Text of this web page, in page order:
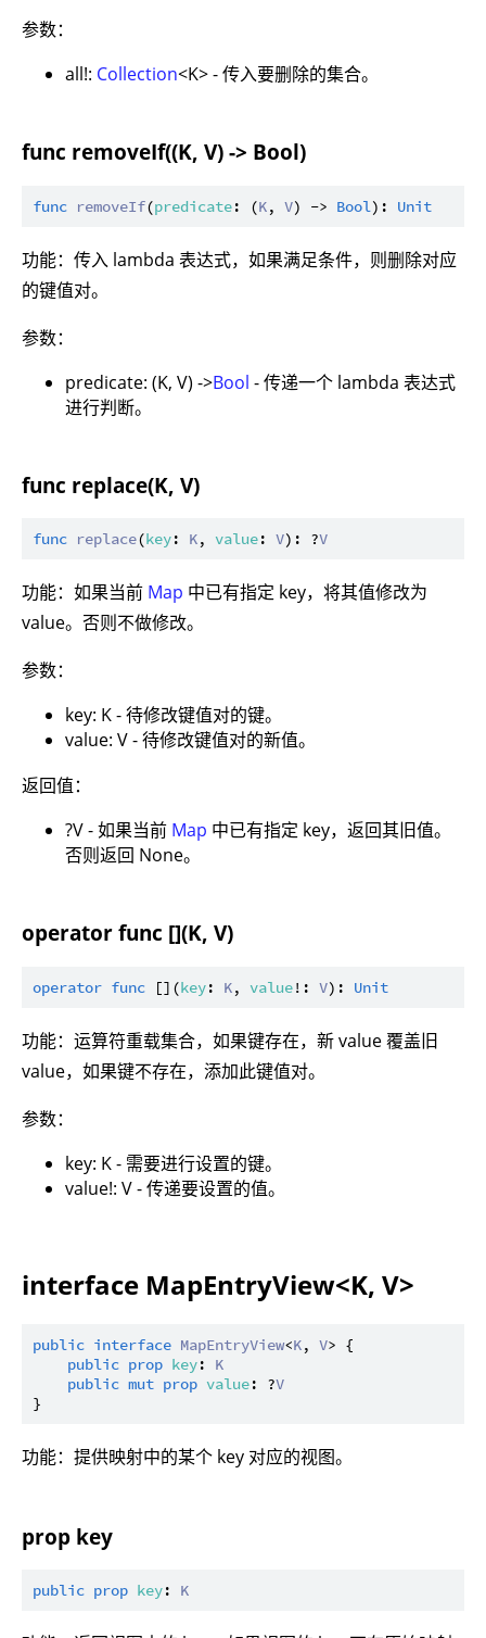
参数：
all!: Collection<K> - 传入要删除的集合。
func removeIf((K, V) -> Bool)
func removeIf(predicate: (K, V) -> Bool): Unit
功能：传入 lambda 表达式，如果满足条件，则删除对应
的键值对。
参数：
predicate: (K, V) ->Bool - 传递一个 lambda 表达式
进行判断。
func replace(K, V)
func replace(key: K, value: V): ?V
功能：如果当前 Map 中已有指定 key，将其值修改为
value。否则不做修改。
参数：
key: K - 待修改键值对的键。
value: V - 待修改键值对的新值。
返回值：
?V - 如果当前 Map 中已有指定 key，返回其旧值。
否则返回 None。
operator func [](K, V)
operator func [](key: K, value!: V): Unit
功能：运算符重载集合，如果键存在，新 value 覆盖旧
value，如果键不存在，添加此键值对。
参数：
key: K - 需要进行设置的键。
value!: V - 传递要设置的值。
interface MapEntryView<K, V>
public interface MapEntryView<K, V> {
public prop key: K
public mut prop value: ?V
功能：提供映射中的某个 key 对应的视图。
prop key
public prop key: K